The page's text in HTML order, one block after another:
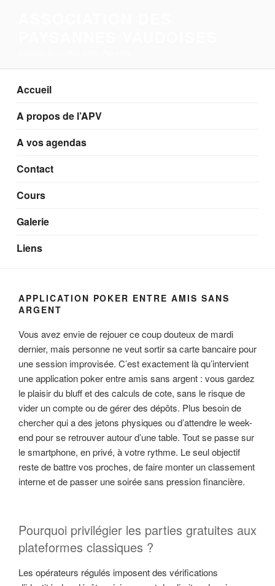
Accueil
A propos de l’APV
A vos agendas
Contact
Cours
Galerie
Liens
APPLICATION POKER ENTRE AMIS SANS
ARGENT
Vous avez envie de rejouer ce coup douteux de mardi
dernier, mais personne ne veut sortir sa carte bancaire pour
une session improvisée. C’est exactement là qu’intervient
une application poker entre amis sans argent : vous gardez
le plaisir du bluff et des calculs de cote, sans le risque de
vider un compte ou de gérer des dépôts. Plus besoin de
chercher qui a des jetons physiques ou d’attendre le week-
end pour se retrouver autour d’une table. Tout se passe sur
le smartphone, en privé, à votre rythme. Le seul objectif
reste de battre vos proches, de faire monter un classement
interne et de passer une soirée sans pression financière.
Pourquoi privilégier les parties gratuites aux
plateformes classiques ?
Les opérateurs régulés imposent des vérifications